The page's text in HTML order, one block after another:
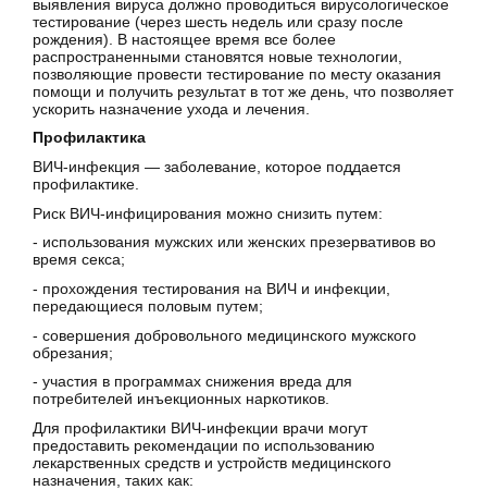
выявления вируса должно проводиться вирусологическое
тестирование (через шесть недель или сразу после
рождения). В настоящее время все более
распространенными становятся новые технологии,
позволяющие провести тестирование по месту оказания
помощи и получить результат в тот же день, что позволяет
ускорить назначение ухода и лечения.
Профилактика
ВИЧ-инфекция — заболевание, которое поддается
профилактике.
Риск ВИЧ-инфицирования можно снизить путем:
- использования мужских или женских презервативов во
время секса;
- прохождения тестирования на ВИЧ и инфекции,
передающиеся половым путем;
- совершения добровольного медицинского мужского
обрезания;
- участия в программах снижения вреда для
потребителей инъекционных наркотиков.
Для профилактики ВИЧ-инфекции врачи могут
предоставить рекомендации по использованию
лекарственных средств и устройств медицинского
назначения, таких как: